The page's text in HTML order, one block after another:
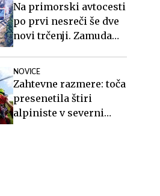
Na primorski avtocesti
po prvi nesreči še dve
novi trčenji. Zamuda
NOVICE
Zahtevne razmere: toča
presenetila štiri
alpiniste v severni